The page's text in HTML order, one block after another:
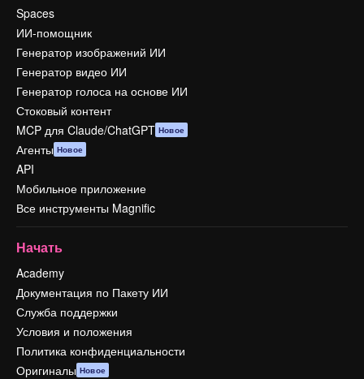
Spaces
ИИ-помощник
Генератор изображений ИИ
Генератор видео ИИ
Генератор голоса на основе ИИ
Стоковый контент
MCP для Claude/ChatGPT Новое
Агенты Новое
API
Мобильное приложение
Все инструменты Magnific
Начать
Academy
Документация по Пакету ИИ
Служба поддержки
Условия и положения
Политика конфиденциальности
Оригиналы Новое